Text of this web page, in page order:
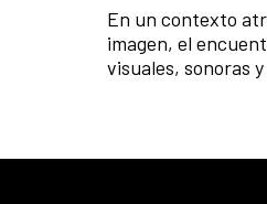
En un contexto
imagen, el
visuales, sonoras